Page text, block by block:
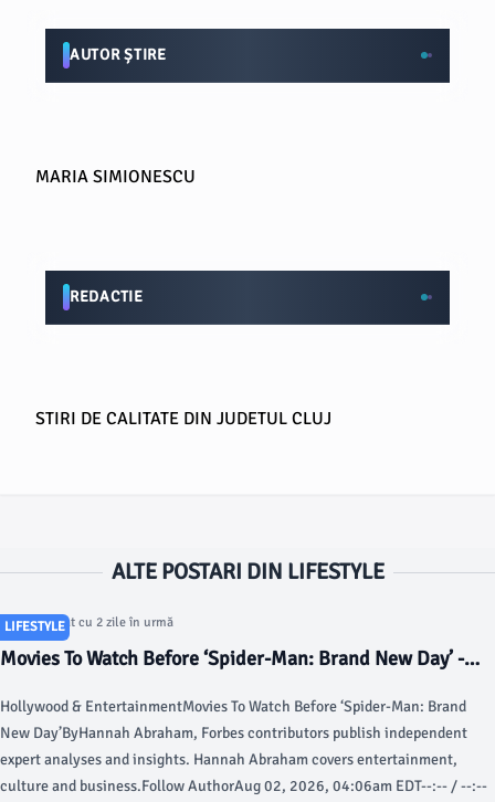
AUTOR ȘTIRE
MARIA SIMIONESCU
REDACTIE
STIRI DE CALITATE DIN JUDETUL CLUJ
ALTE POSTARI DIN LIFESTYLE
LIFESTYLE
Articol postat cu 2 zile în urmă
Movies To Watch Before ‘Spider-Man: Brand New Day’ -
Hollywood & EntertainmentMovies To Watch Before ‘Spider-Man: Brand
New Day’ByHannah Abraham, Forbes contributors publish independent
expert analyses and insights. Hannah Abraham covers entertainment,
culture and business.Follow AuthorAug 02, 2026, 04:06am EDT--:-- / --:--